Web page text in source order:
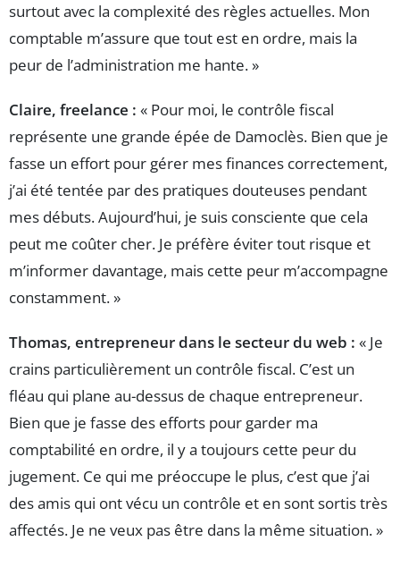
surtout avec la complexité des règles actuelles. Mon
comptable m’assure que tout est en ordre, mais la
peur de l’administration me hante. »
Claire, freelance : « Pour moi, le contrôle fiscal
représente une grande épée de Damoclès. Bien que je
fasse un effort pour gérer mes finances correctement,
j’ai été tentée par des pratiques douteuses pendant
mes débuts. Aujourd’hui, je suis consciente que cela
peut me coûter cher. Je préfère éviter tout risque et
m’informer davantage, mais cette peur m’accompagne
constamment. »
Thomas, entrepreneur dans le secteur du web : « Je
crains particulièrement un contrôle fiscal. C’est un
fléau qui plane au-dessus de chaque entrepreneur.
Bien que je fasse des efforts pour garder ma
comptabilité en ordre, il y a toujours cette peur du
jugement. Ce qui me préoccupe le plus, c’est que j’ai
des amis qui ont vécu un contrôle et en sont sortis très
affectés. Je ne veux pas être dans la même situation. »